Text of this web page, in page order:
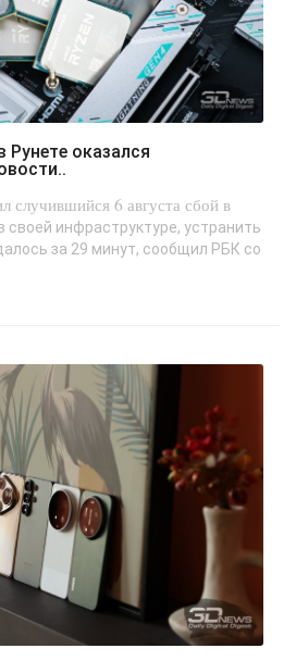
случившийся 6 августа сбой в
своей инфраструктуре, устранить
за 29 минут, сообщил РБК со